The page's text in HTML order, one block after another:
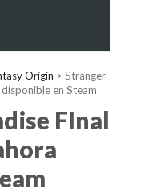
Origin > Stranger
en Steam
FInal